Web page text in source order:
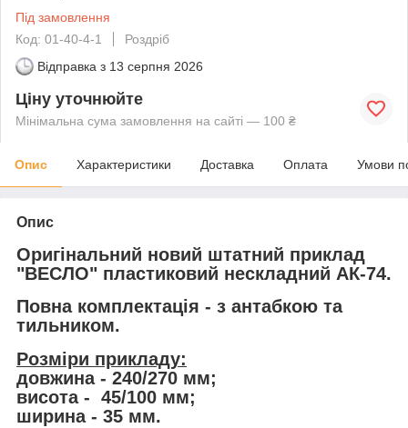
Під замовлення
Код: 01-40-4-1
Роздріб
Відправка з 13 серпня 2026
Ціну уточнюйте
Мінімальна сума замовлення на сайті — 100 ₴
Опис Характеристики Доставка Оплата Умови
Опис
Оригінальний новий штатний приклад
"ВЕСЛО" пластиковий нескладний АК-74.
Повна комплектація - з антабкою та
тильником.
Розміри прикладу:
довжина - 240/270 мм;
висота - 45/100 мм;
ширина - 35 мм.